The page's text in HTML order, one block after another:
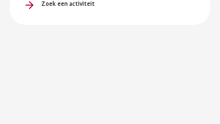
Zoek een activiteit